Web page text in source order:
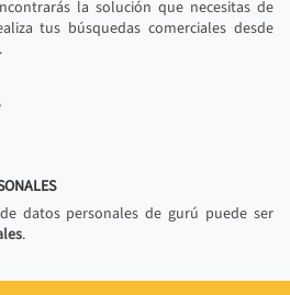
la solución que necesitas de
tus búsquedas comerciales desde
datos personales de gurú puede ser
.